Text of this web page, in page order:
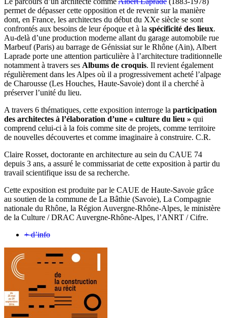
permet de dépasser cette opposition et de revenir sur la manière
dont, en France, les architectes du début du XXe siècle se sont
confrontés aux besoins de leur époque et à la spécificité des lieux.
Au-delà d’une production moderne allant du garage automobile rue
Marbeuf (Paris) au barrage de Génissiat sur le Rhône (Ain), Albert
Laprade porte une attention particulière à l’architecture traditionnelle
notamment à travers ses Albums de croquis. Il revient également
régulièrement dans les Alpes où il a progressivement acheté l’alpage
de Charousse (Les Houches, Haute-Savoie) dont il a cherché à
préserver l’unité du lieu.
A travers 6 thématiques, cette exposition interroge la participation
des architectes à l’élaboration d’une « culture du lieu » qui
comprend celui-ci à la fois comme site de projets, comme territoire
de nouvelles découvertes et comme imaginaire à construire. C.R.
Claire Rosset, doctorante en architecture au sein du CAUE 74
depuis 3 ans, a assuré le commissariat de cette exposition à partir du
travail scientifique issu de sa recherche.
Cette exposition est produite par le CAUE de Haute-Savoie grâce
au soutien de la commune de La Bâthie (Savoie), La Compagnie
nationale du Rhône, la Région Auvergne-Rhône-Alpes, le ministère
de la Culture / DRAC Auvergne-Rhône-Alpes, l’ANRT / Cifre.
+ d’info